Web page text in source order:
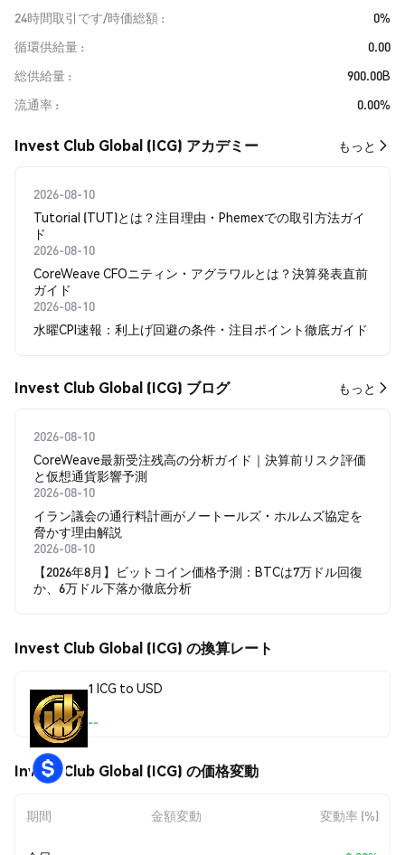
24時間取引です/時価総額
0%
循環供給量
0.00
総供給量
900.00B
流通率
0.00%
Invest Club Global (ICG) アカデミー もっと
2026-08-10
Tutorial (TUT)とは？注目理由・Phemexでの取引方法ガイ
ド
2026-08-10
CoreWeave CFOニティン・アグラワルとは？決算発表直前
ガイド
2026-08-10
水曜CPI速報：利上げ回避の条件・注目ポイント徹底ガイド
Invest Club Global (ICG) ブログ もっと
2026-08-10
CoreWeave最新受注残高の分析ガイド｜決算前リスク評価
と仮想通貨影響予測
2026-08-10
イラン議会の通行料計画がノートールズ・ホルムズ協定を
脅かす理由解説
2026-08-10
【2026年8月】ビットコイン価格予測：BTCは7万ドル回復
か、6万ドル下落か徹底分析
Invest Club Global (ICG) の換算レート
1 ICG to USD
--
Invest Club Global (ICG) の価格変動
期間 金額変動 変動率 (%)